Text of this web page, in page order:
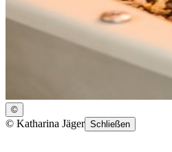
©
© Katharina Jäger Schließen